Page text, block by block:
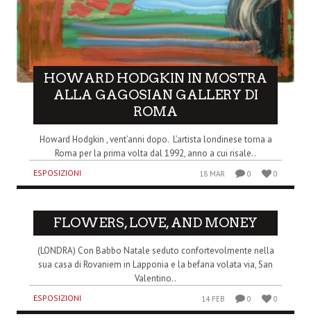
HOWARD HODGKIN IN MOSTRA
ALLA GAGOSIAN GALLERY DI
ROMA
Howard Hodgkin , vent’anni dopo. L’artista londinese torna a
Roma per la prima volta dal 1992, anno a cui risale..
ESPOSIZIONI 18 MAR 0 0
FLOWERS, LOVE, AND MONEY
(LONDRA) Con Babbo Natale seduto confortevolmente nella
sua casa di Rovaniem in Lapponia e la befana volata via, San
Valentino..
ESPOSIZIONI 14 FEB 0 0